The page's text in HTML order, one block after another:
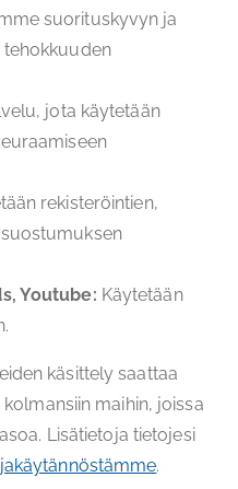
suorituskyvyn ja
tehokkuuden
jota käytetään
rekisteröintien,
Youtube: Käytetään
käsittely saattaa
maihin, joissa
Lisätietoja tietojesi
.